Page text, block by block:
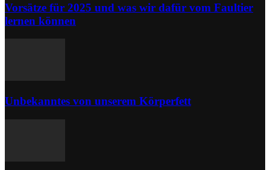
Vorsätze für 2025 und was wir dafür vom Faultier
lernen können
Unbekanntes von unserem Körperfett